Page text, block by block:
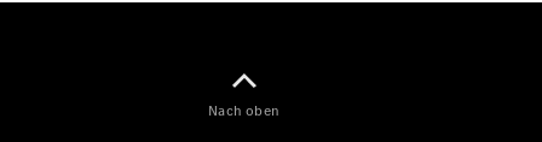
Nach oben